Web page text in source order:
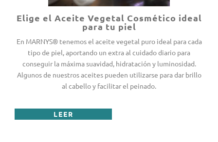
Elige el Aceite Vegetal Cosmético ideal
para tu piel
En MARNYS® tenemos el aceite vegetal puro ideal para cada
tipo de piel, aportando un extra al cuidado diario para
conseguir la máxima suavidad, hidratación y luminosidad.
Algunos de nuestros aceites pueden utilizarse para dar brillo
al cabello y facilitar el peinado.
LEER